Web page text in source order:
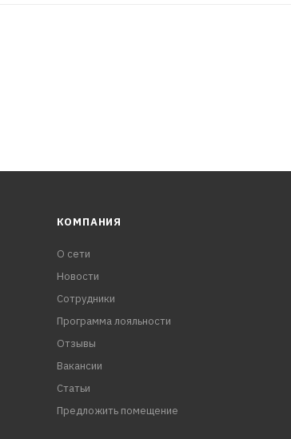
КОМПАНИЯ
О сети
Новости
Сотрудники
Программа лояльности
Отзывы
Вакансии
Статьи
Предложить помещение